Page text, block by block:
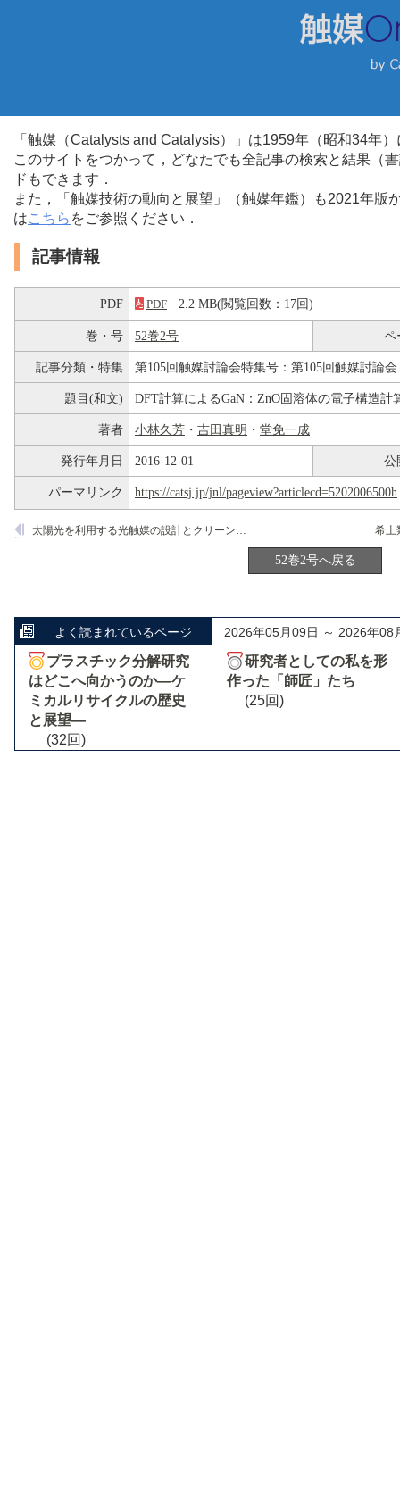
「触媒（Catalysts and Catalysis）」は1959年（昭和34年
このサイトをつかって，どなたでも全記事の検索と結果（
ドもできます．
また，「触媒技術の動向と展望」（触媒年鑑）も2021年
はこちら をご参照ください．
記事情報
PDF PDF 2.2 MB(閲覧回数：17回)
巻・号 52巻2号 ペ
記事分類・特集 第105回触媒討論会特集号：第105回触媒討論会
題目(和文) DFT計算によるGaN：ZnO固溶体の電子構造計
著者 小林久芳 ・ 吉田真明 ・ 堂免一成
発行年月日 2016-12-01 公
パーマリンク https://catsj.jp/jnl/pageview?articlecd=5202006500h
太陽光を利用する光触媒の設計とクリーンエネルギー創製への挑戦
52巻2号へ戻る
よく読まれているページ 2026年05月09日 ～ 2026年08
プラスチック分解研究
はどこへ向かうのか―ケ
ミカルリサイクルの歴史
と展望―
(32回)
研究者としての私を形
作った「師匠」たち
(25回)